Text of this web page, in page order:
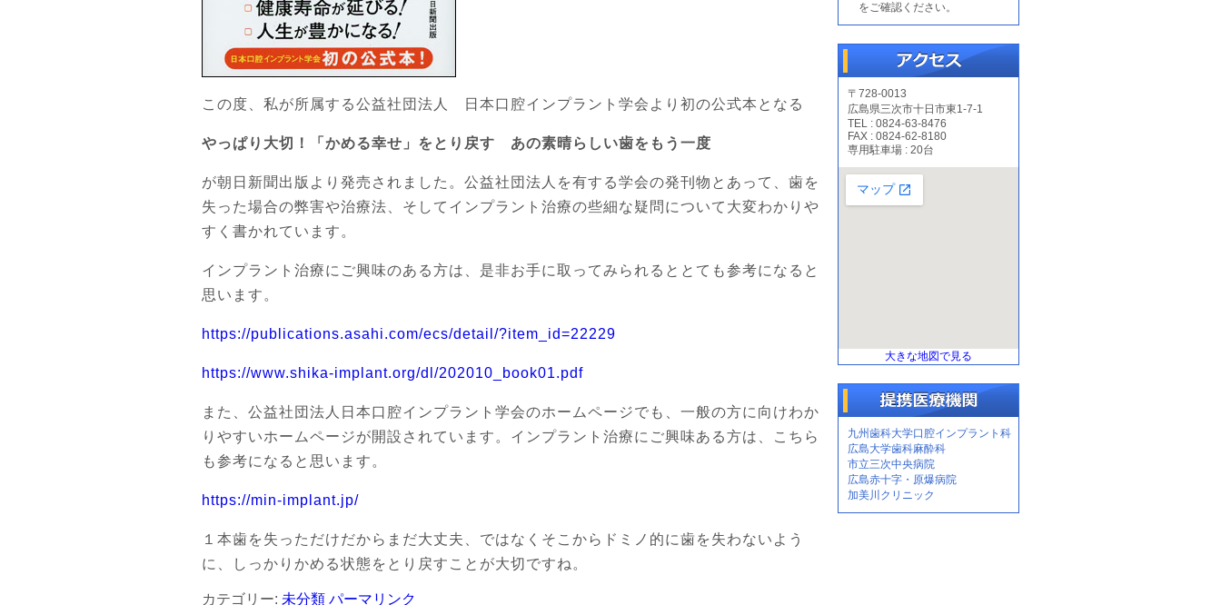
この度、私が所属する公益社団法人 日本口腔インプラント学会より初の公式本となる
やっぱり大切！「かめる幸せ」をとり戻す あの素晴らしい歯をもう一度
が朝日新聞出版より発売されました。公益社団法人を有する学会の発刊物とあって、歯を
失った場合の弊害や治療法、そしてインプラント治療の些細な疑問について大変わかりや
すく書かれています。
インプラント治療にご興味のある方は、是非お手に取ってみられるととても参考になると
思います。
https://publications.asahi.com/ecs/detail/?item_id=22229
https://www.shika-implant.org/dl/202010_book01.pdf
また、公益社団法人日本口腔インプラント学会のホームページでも、一般の方に向けわか
りやすいホームページが開設されています。インプラント治療にご興味ある方は、こちら
も参考になると思います。
https://min-implant.jp/
１本歯を失っただけだからまだ大丈夫、ではなくそこからドミノ的に歯を失わないよう
に、しっかりかめる状態をとり戻すことが大切ですね。
カテゴリー: 未分類 パーマリンク
をご確認ください。
〒728-0013
広島県三次市十日市東1-7-1
TEL : 0824-63-8476
FAX : 0824-62-8180
専用駐車場 : 20台
大きな地図で見る
九州歯科大学口腔インプラント科
広島大学歯科麻酔科
市立三次中央病院
広島赤十字・原爆病院
加美川クリニック